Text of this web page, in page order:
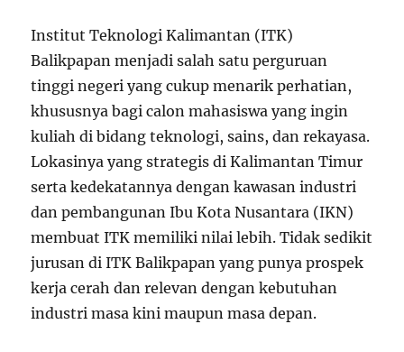
Institut Teknologi Kalimantan (ITK)
Balikpapan menjadi salah satu perguruan
tinggi negeri yang cukup menarik perhatian,
khususnya bagi calon mahasiswa yang ingin
kuliah di bidang teknologi, sains, dan rekayasa.
Lokasinya yang strategis di Kalimantan Timur
serta kedekatannya dengan kawasan industri
dan pembangunan Ibu Kota Nusantara (IKN)
membuat ITK memiliki nilai lebih. Tidak sedikit
jurusan di ITK Balikpapan yang punya prospek
kerja cerah dan relevan dengan kebutuhan
industri masa kini maupun masa depan.